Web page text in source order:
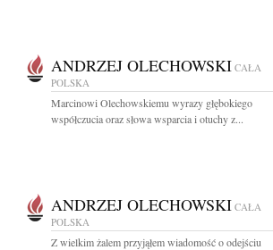
ANDRZEJ OLECHOWSKI CAŁA
POLSKA
Marcinowi Olechowskiemu wyrazy głębokiego
współczucia oraz słowa wsparcia i otuchy z...
ANDRZEJ OLECHOWSKI CAŁA
POLSKA
Z wielkim żalem przyjąłem wiadomość o odejściu